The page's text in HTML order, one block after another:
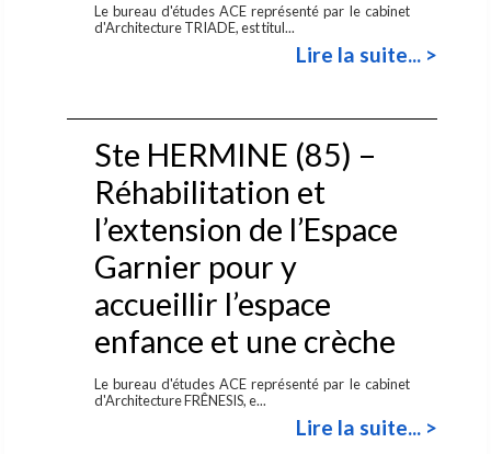
Le bureau d'études ACE représenté par le cabinet
d'Architecture TRIADE, est titul...
Lire la suite... >
Ste HERMINE (85) –
Réhabilitation et
l’extension de l’Espace
Garnier pour y
accueillir l’espace
enfance et une crèche
Le bureau d'études ACE représenté par le cabinet
d'Architecture FRÊNESIS, e...
Lire la suite... >